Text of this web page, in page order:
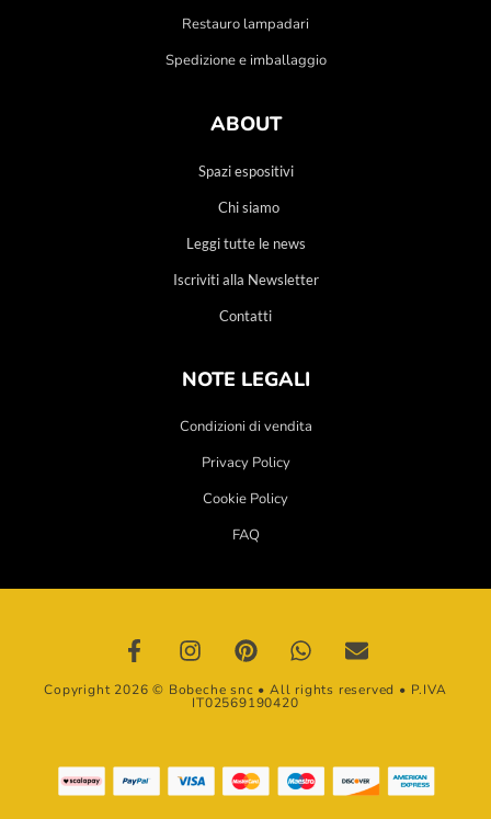
Restauro lampadari
Spedizione e imballaggio
ABOUT
Spazi espositivi
Chi siamo
Leggi tutte le news
Iscriviti alla Newsletter
Contatti
NOTE LEGALI
Condizioni di vendita
Privacy Policy
Cookie Policy
FAQ
Copyright 2026 © Bobeche snc • All rights reserved • P.IVA
IT02569190420